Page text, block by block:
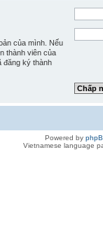
của mình. Nếu
thành viên của
đăng ký thành
Powered by
Vietnamese language